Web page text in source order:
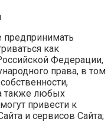
предпринимать
как
Федерации,
права, в том
также любых
привести к
и сервисов Сайта;